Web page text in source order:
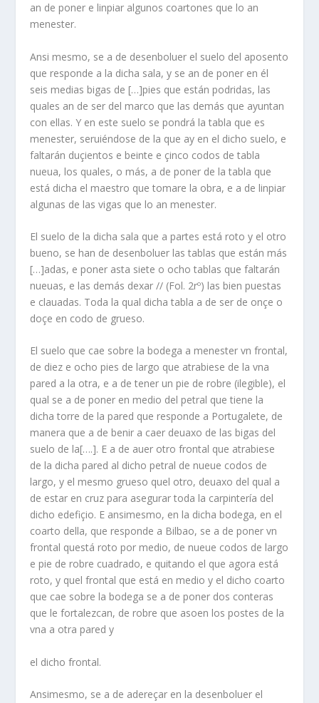
an de poner e linpiar algunos coartones que lo an
menester.
Ansi mesmo, se a de desenboluer el suelo del aposento
que responde a la dicha sala, y se an de poner en él
seis medias bigas de […]pies que están podridas, las
quales an de ser del marco que las demás que ayuntan
con ellas. Y en este suelo se pondrá la tabla que es
menester, seruiéndose de la que ay en el dicho suelo, e
faltarán duçientos e beinte e çinco codos de tabla
nueua, los quales, o más, a de poner de la tabla que
está dicha el maestro que tomare la obra, e a de linpiar
algunas de las vigas que lo an menester.
El suelo de la dicha sala que a partes está roto y el otro
bueno, se han de desenboluer las tablas que están más
[…]adas, e poner asta siete o ocho tablas que faltarán
nueuas, e las demás dexar // (Fol. 2rº) las bien puestas
e clauadas. Toda la qual dicha tabla a de ser de onçe o
doçe en codo de grueso.
El suelo que cae sobre la bodega a menester vn frontal,
de diez e ocho pies de largo que atrabiese de la vna
pared a la otra, e a de tener un pie de robre (ilegible), el
qual se a de poner en medio del petral que tiene la
dicha torre de la pared que responde a Portugalete, de
manera que a de benir a caer deuaxo de las bigas del
suelo de la[….]. E a de auer otro frontal que atrabiese
de la dicha pared al dicho petral de nueue codos de
largo, y el mesmo grueso quel otro, deuaxo del qual a
de estar en cruz para asegurar toda la carpintería del
dicho edefiçio. E ansimesmo, en la dicha bodega, en el
coarto della, que responde a Bilbao, se a de poner vn
frontal questá roto por medio, de nueue codos de largo
e pie de robre cuadrado, e quitando el que agora está
roto, y quel frontal que está en medio y el dicho coarto
que cae sobre la bodega se a de poner dos conteras
que le fortalezcan, de robre que asoen los postes de la
vna a otra pared y
el dicho frontal.
Ansimesmo, se a de adereçar en la desenboluer el